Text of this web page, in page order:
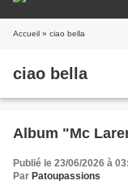
Accueil » ciao bella
ciao bella
Album "Mc
Publié le 23/06/2026 à
Par Patoupassions